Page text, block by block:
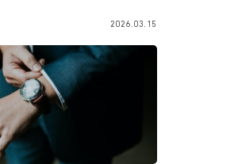
2026.03.15